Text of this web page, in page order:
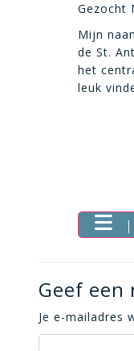
Gezocht
Mijn
de St.
het
leuk
Geef een
Je e-mailadres